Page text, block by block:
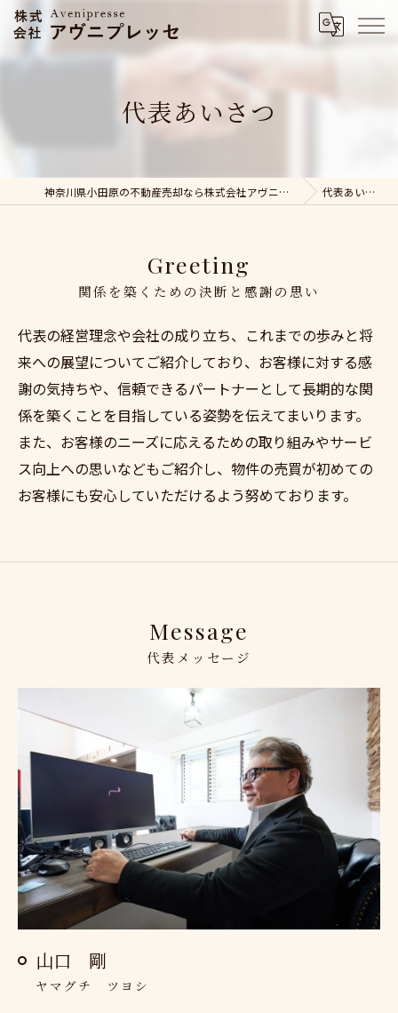
代表あいさつ
神奈川県小田原の不動産売却なら株式会社アヴニプレッセ 代表あいさつ
関係を築くための決断と感謝の思い
Greeting
代表の経営理念や会社の成り立ち、これまでの歩みと将
来への展望についてご紹介しており、お客様に対する感
謝の気持ちや、信頼できるパートナーとして長期的な関
係を築くことを目指している姿勢を伝えてまいります。
また、お客様のニーズに応えるための取り組みやサービ
ス向上への思いなどもご紹介し、物件の売買が初めての
お客様にも安心していただけるよう努めております。
代表メッセージ
Message
山口 剛
ヤマグチ ツヨシ